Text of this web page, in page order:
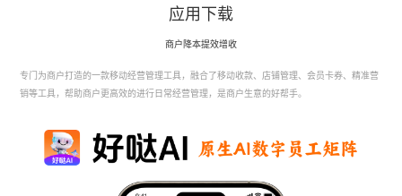
应用下载
商户降本提效增收
专门为商户打造的一款移动经营管理工具，融合了移动收款、店铺管理、会员卡券、精准营
销等工具，帮助商户更高效的进行日常经营管理，是商户生意的好帮手。